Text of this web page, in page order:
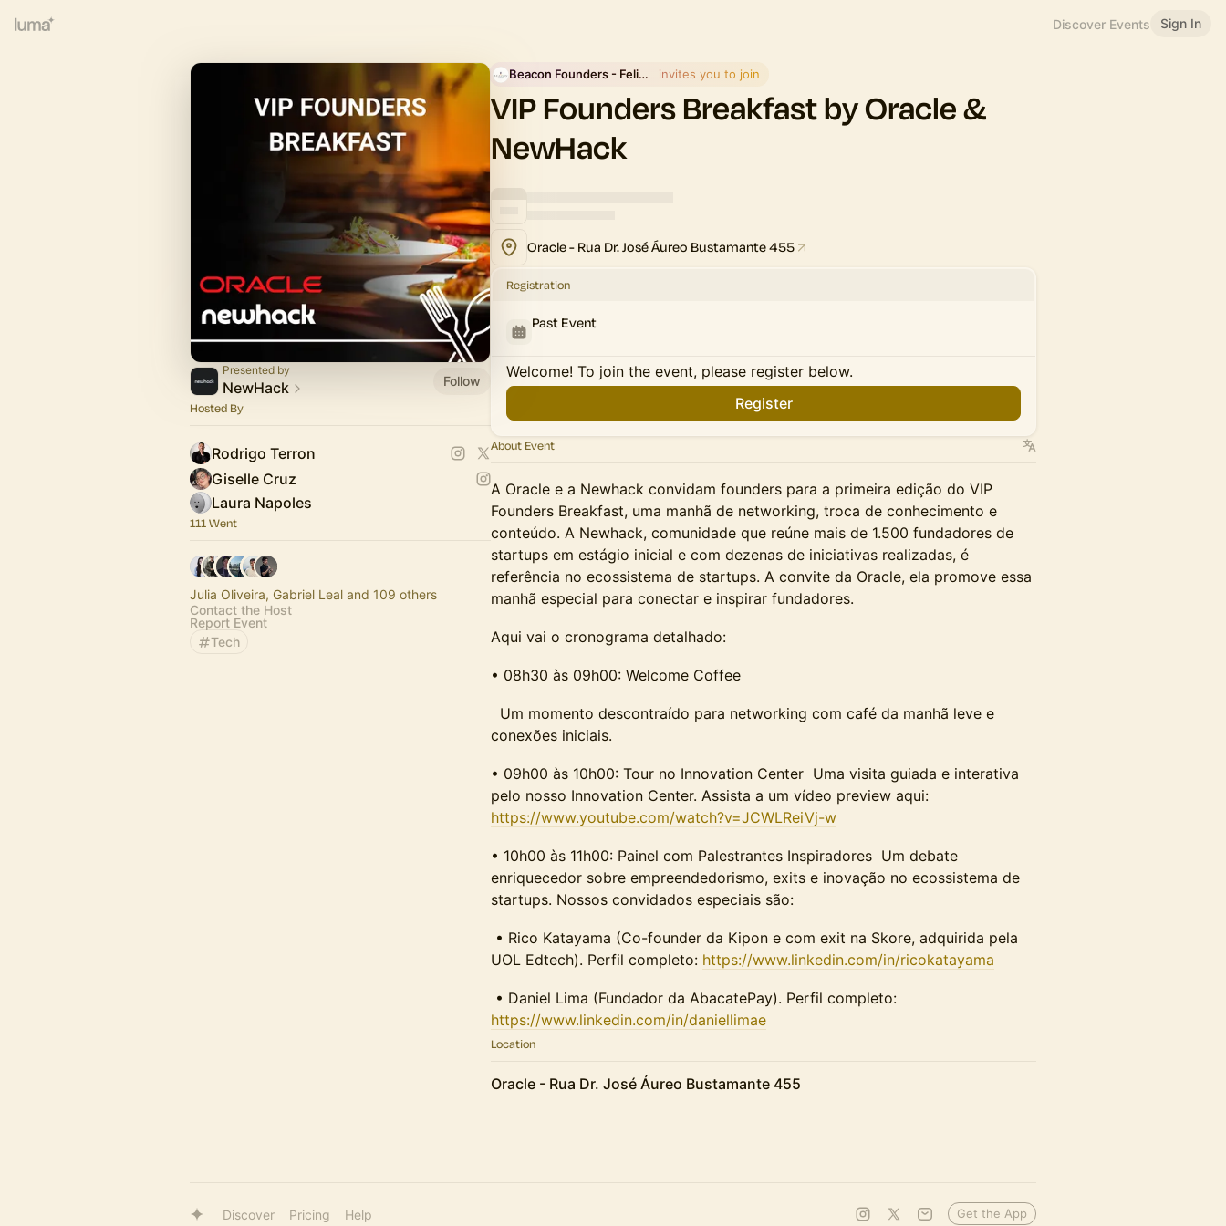
Discover Events Sign In
Presented by
NewHack Follow
Hosted By
Rodrigo Terron
Giselle Cruz
Laura Napoles
111 Went
Julia Oliveira, Gabriel Leal and 109 others
Contact the Host
Report Event
Tech
Beacon Founders - Felipe Gasko invites you to join
VIP Founders Breakfast by Oracle &
NewHack
Oracle - Rua Dr. José Áureo Bustamante 455
Registration
Past Event
Welcome! To join the event, please register below.
Register
About Event
A Oracle e a Newhack convidam founders para a primeira edição do VIP
Founders Breakfast, uma manhã de networking, troca de conhecimento e
conteúdo. A Newhack, comunidade que reúne mais de 1.500 fundadores de
startups em estágio inicial e com dezenas de iniciativas realizadas, é
referência no ecossistema de startups. A convite da Oracle, ela promove essa
manhã especial para conectar e inspirar fundadores.
Aqui vai o cronograma detalhado:
• 08h30 às 09h00: Welcome Coffee
Um momento descontraído para networking com café da manhã leve e
conexões iniciais.
• 09h00 às 10h00: Tour no Innovation Center Uma visita guiada e interativa
pelo nosso Innovation Center. Assista a um vídeo preview aqui:
https://www.youtube.com/watch?v=JCWLReiVj-w
• 10h00 às 11h00: Painel com Palestrantes Inspiradores Um debate
enriquecedor sobre empreendedorismo, exits e inovação no ecossistema de
startups. Nossos convidados especiais são:
• Rico Katayama (Co-founder da Kipon e com exit na Skore, adquirida pela
UOL Edtech). Perfil completo: https://www.linkedin.com/in/ricokatayama
• Daniel Lima (Fundador da AbacatePay). Perfil completo:
https://www.linkedin.com/in/daniellimae
Location
Oracle - Rua Dr. José Áureo Bustamante 455
Discover Pricing Help Get the App